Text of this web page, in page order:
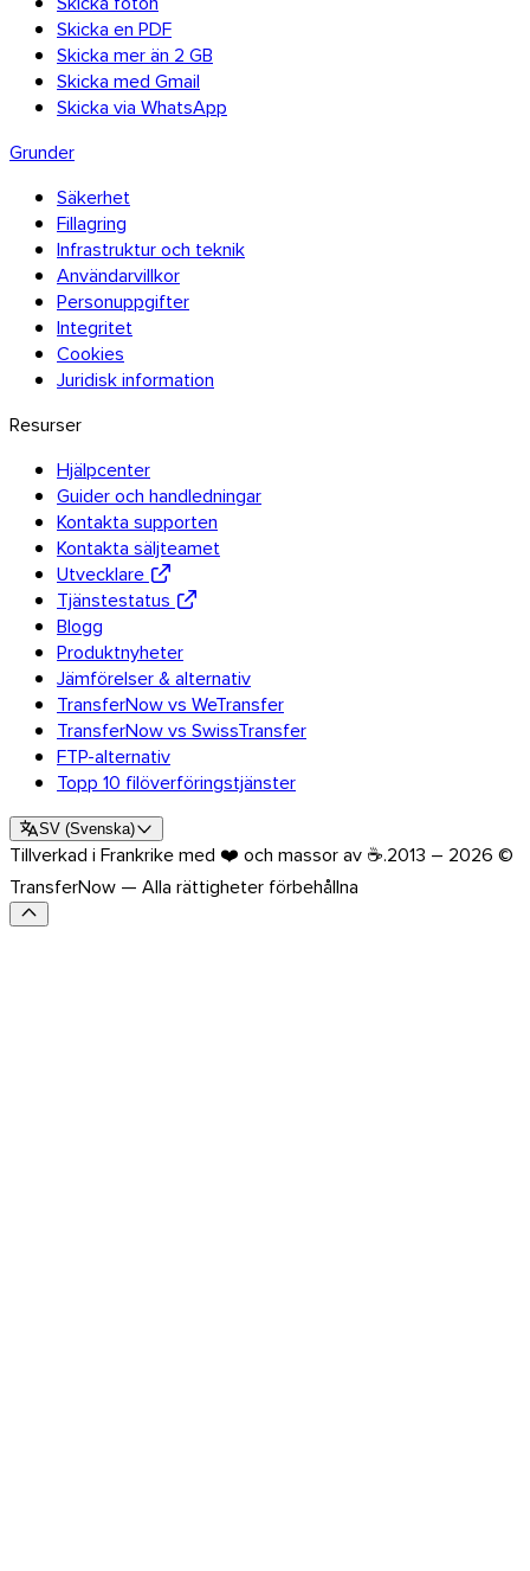
Skicka en PDF
Skicka mer än 2 GB
Skicka med Gmail
Skicka via WhatsApp
Grunder
Säkerhet
Fillagring
Infrastruktur och teknik
Användarvillkor
Personuppgifter
Integritet
Cookies
Juridisk information
Resurser
Hjälpcenter
Guider och handledningar
Kontakta supporten
Kontakta säljteamet
Utvecklare
Tjänstestatus
Blogg
Produktnyheter
Jämförelser & alternativ
TransferNow vs WeTransfer
TransferNow vs SwissTransfer
FTP-alternativ
Topp 10 filöverföringstjänster
SV(Svenska)
Tillverkad i Frankrike med ❤️ och massor av ☕.2013 – 2026 ©
TransferNow — Alla rättigheter förbehållna